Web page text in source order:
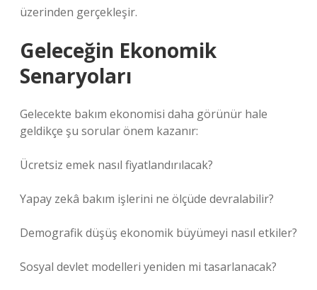
üzerinden gerçekleşir.
Geleceğin Ekonomik
Senaryoları
Gelecekte bakım ekonomisi daha görünür hale
geldikçe şu sorular önem kazanır:
Ücretsiz emek nasıl fiyatlandırılacak?
Yapay zekâ bakım işlerini ne ölçüde devralabilir?
Demografik düşüş ekonomik büyümeyi nasıl etkiler?
Sosyal devlet modelleri yeniden mi tasarlanacak?